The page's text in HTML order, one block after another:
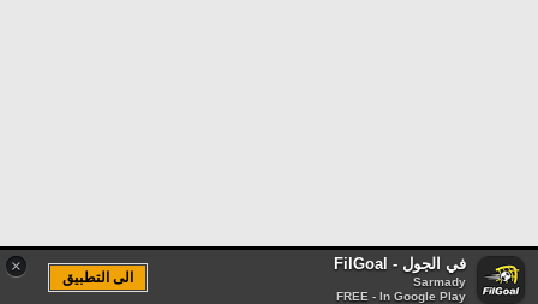
× في الجول - FilGoal
Sarmady
FREE - In Google Play
الى التطبيق